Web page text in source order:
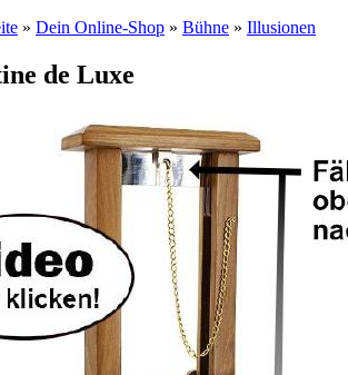
» Dein Online-Shop » Bühne » Illusionen
de Luxe